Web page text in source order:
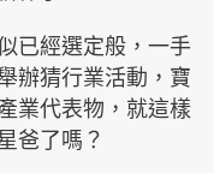
已經選定般，一手
辦猜行業活動，寶
業代表物，就這樣
爸了嗎？